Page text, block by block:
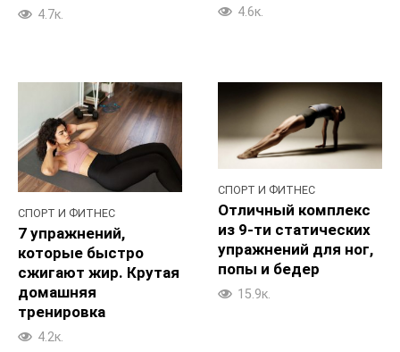
4.7к. 4.6к.
СПОРТ И ФИТНЕС
7 упражнений,
которые быстро
сжигают жир. Крутая
домашняя
тренировка
4.2к.
СПОРТ И ФИТНЕС
Отличный комплекс
из 9-ти статических
упражнений для ног,
попы и бедер
15.9к.